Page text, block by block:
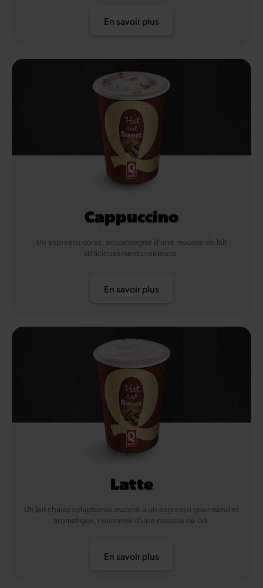
En savoir plus
Cappuccino
Un espresso corsé, accompagné d’une mousse de lait
délicieusement crémeuse.
En savoir plus
Latte
Un lait chaud voluptueux associé à un espresso gourmand et
aromatique, couronné d’une mousse de lait.
En savoir plus